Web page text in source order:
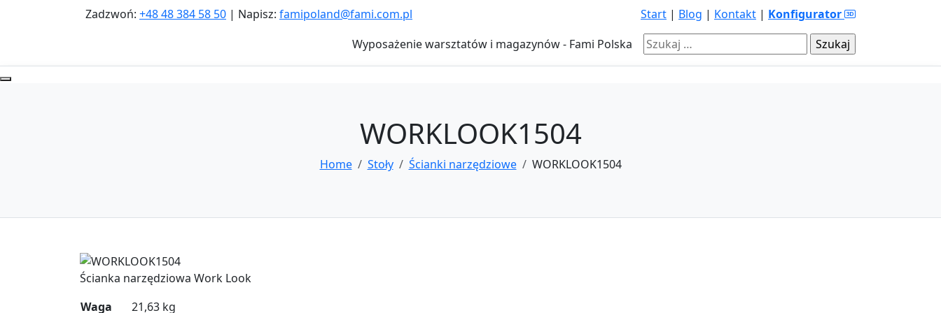
Zadzwoń: +48 48 384 58 50 | Napisz: famipoland@fami.com.pl Start | Blog | Kontakt | Konfigurator
Wyposażenie warsztatów i magazynów - Fami Polska
Szukaj:
WORKLOOK1504
Home Stoły Ścianki narzędziowe WORKLOOK1504
Zoom
Ścianka narzędziowa Work Look
Waga
21,63 kg